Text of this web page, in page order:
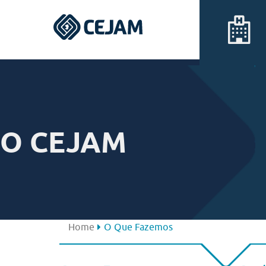
O CEJAM
Home O Que Fazemos